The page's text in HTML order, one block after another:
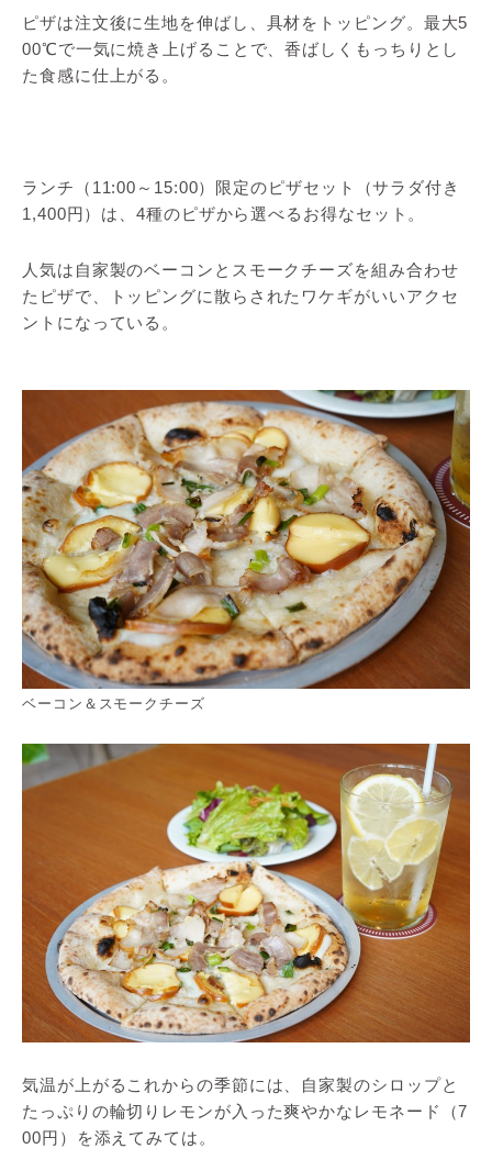
ピザは注文後に生地を伸ばし、具材をトッピング。最大5
00℃で一気に焼き上げることで、香ばしくもっちりとし
た食感に仕上がる。
ランチ（11:00～15:00）限定のピザセット（サラダ付き
1,400円）は、4種のピザから選べるお得なセット。
人気は自家製のベーコンとスモークチーズを組み合わせ
たピザで、トッピングに散らされたワケギがいいアクセ
ントになっている。
ベーコン＆スモークチーズ
気温が上がるこれからの季節には、自家製のシロップと
たっぷりの輪切りレモンが入った爽やかなレモネード（7
00円）を添えてみては。